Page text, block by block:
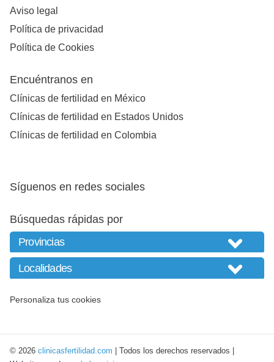
Aviso legal
Política de privacidad
Política de Cookies
Encuéntranos en
Clínicas de fertilidad en México
Clínicas de fertilidad en Estados Unidos
Clínicas de fertilidad en Colombia
Síguenos en redes sociales
Búsquedas rápidas por
Personaliza tus cookies
© 2026 clinicasfertilidad.com | Todos los derechos reservados |